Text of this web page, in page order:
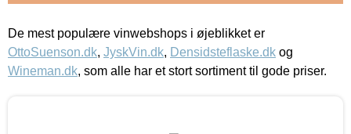
De mest populære vinwebshops i øjeblikket er
OttoSuenson.dk, JyskVin.dk, Densidsteflaske.dk og
Wineman.dk, som alle har et stort sortiment til gode priser.